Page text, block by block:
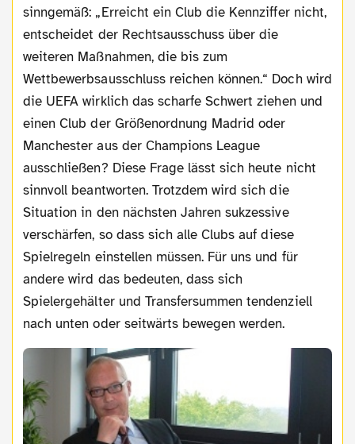
sinngemäß: „Erreicht ein Club die Kennziffer nicht,
entscheidet der Rechtsausschuss über die
weiteren Maßnahmen, die bis zum
Wettbewerbsausschluss reichen können.“ Doch wird
die UEFA wirklich das scharfe Schwert ziehen und
einen Club der Größenordnung Madrid oder
Manchester aus der Champions League
ausschließen? Diese Frage lässt sich heute nicht
sinnvoll beantworten. Trotzdem wird sich die
Situation in den nächsten Jahren sukzessive
verschärfen, so dass sich alle Clubs auf diese
Spielregeln einstellen müssen. Für uns und für
andere wird das bedeuten, dass sich
Spielergehälter und Transfersummen tendenziell
nach unten oder seitwärts bewegen werden.